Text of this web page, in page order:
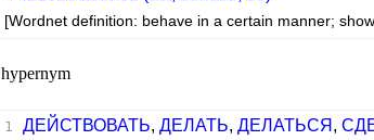
[Wordnet definition: behave in a certain manner;
hypernym
ДЕЙСТВОВАТЬ, ДЕЛАТЬ, ДЕЛАТЬСЯ ,